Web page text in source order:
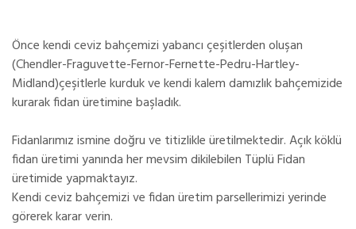
Önce kendi ceviz bahçemizi yabancı çeşitlerden oluşan
(Chendler-Fraguvette-Fernor-Fernette-Pedru-Hartley-
Midland)çeşitlerle kurduk ve kendi kalem damızlık bahçemizide
kurarak fidan üretimine başladık.
Fidanlarımız ismine doğru ve titizlikle üretilmektedir. Açık köklü
fidan üretimi yanında her mevsim dikilebilen Tüplü Fidan
üretimide yapmaktayız.
Kendi ceviz bahçemizi ve fidan üretim parsellerimizi yerinde
görerek karar verin.